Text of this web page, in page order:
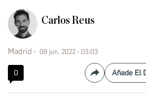
Carlos Reus
Madrid 09 jun. 2022 - 03:03
0 Compartir
Añade El